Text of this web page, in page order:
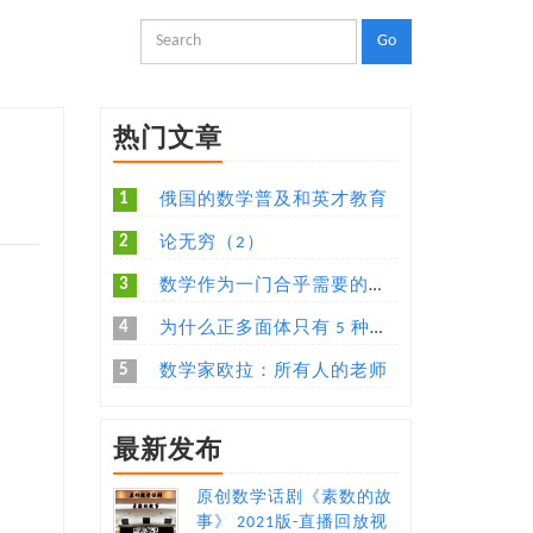
热门文章
1 俄国的数学普及和英才教育
2 论无穷（2）
3 数学作为一门合乎需要的语言
4 为什么正多面体只有 5 种，有没有更加直观易懂的解释？
5 数学家欧拉：所有人的老师
最新发布
原创数学话剧《素数的故
事》 2021版-直播回放视